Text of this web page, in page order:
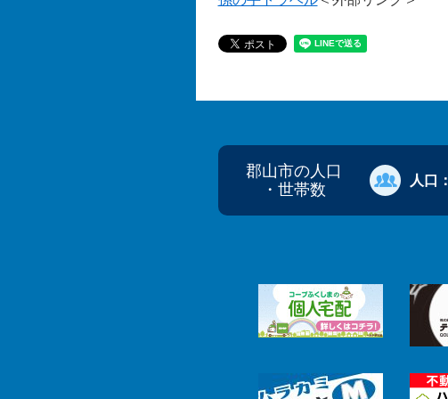
郡山市の人口
・世帯数
人口：